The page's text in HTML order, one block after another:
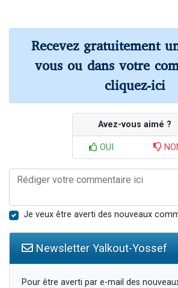
Recevez gratuitement
vous ou dans votre
cliquez-ici
Avez-vous aimé ?
OUI
Je veux être averti des nouveaux
Newsletter Yalkout-Yossef
Pour être averti par e-mail des